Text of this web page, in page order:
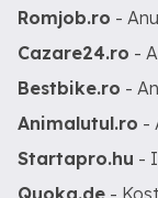
Romjob.ro -
Cazare24.ro -
Bestbike.ro -
Animalutul.ro -
Startapro.hu -
Quoka.de -